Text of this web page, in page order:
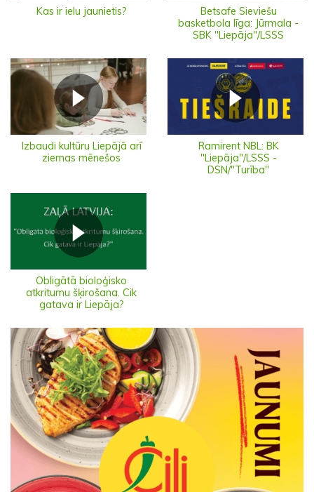
Kas ir ielu jaunietis?
Betsafe Sieviešu
basketbola līga: Jūrmala -
SBK "Liepāja"/LSSS
Izbaudi kultūru Liepājā arī
ziemas mēnešos
Ramirent NBL: BK
"Liepāja"/LSSS -
DSN/"Turība"
Obligātā bioloģisko
atkritumu šķirošana. Cik
gatava ir Liepāja?